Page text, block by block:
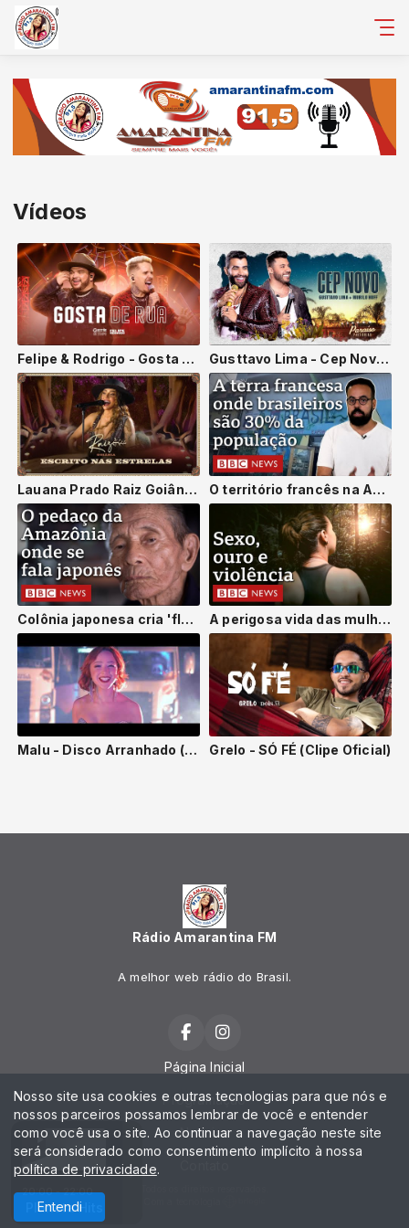
20:00 - 22:00
Planeta Hits
PABLLO VITTAR - SÃO AMORES
Vídeos
Felipe & Rodrigo - Gosta de Rua (Ao Vivo Em Goiânia) #QuestãoDeTempo Gusttavo Lima - Cep Novo Part. Murilo Huff | DVD Paraíso Particular
Lauana Prado Raiz Goiânia - Escrito nas Estrelas Versão Estendida (Visualizer) O território francês na América do Sul que enfrenta 'pressão demográfica' brasileira
Colônia japonesa cria 'florestas de comida' no Pará e vira referência contra desmatamento A perigosa vida das mulheres nos garimpos da Amazônia | Documentário BBC
Malu - Disco Arranhado (Clipe Oficial) Grelo - SÓ FÉ (Clipe Oficial)
Rádio Amarantina FM
A melhor web rádio do Brasil.
Página Inicial
Programação
Notícias
Nosso site usa cookies e outras tecnologias para que nós e
nossos parceiros possamos lembrar de você e entender
como você usa o site. Ao continuar a navegação neste site
será considerado como consentimento implícito à nossa
política de privacidade.
Entendi